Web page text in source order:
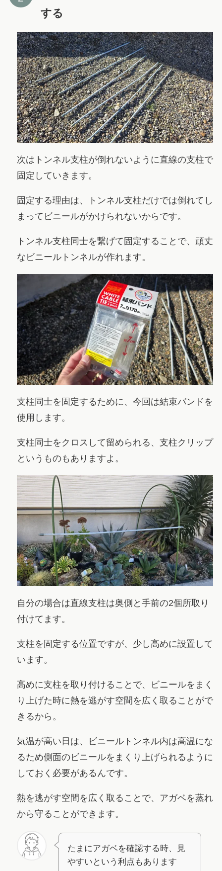
する
次はトンネル支柱が倒れないように直線の支柱で
固定していきます。
固定する理由は、トンネル支柱だけでは倒れてし
まってビニールがかけられないからです。
トンネル支柱同士を繋げて固定することで、頑丈
なビニールトンネルが作れます。
支柱同士を固定するために、今回は結束バンドを
使用します。
支柱同士をクロスして留められる、支柱クリップ
というものもありますよ。
自分の場合は直線支柱は奥側と手前の2個所取り
付けてます。
支柱を固定する位置ですが、少し高めに設置して
います。
高めに支柱を取り付けることで、ビニールをまく
り上げた時に熱を逃がす空間を広く取ることがで
きるから。
気温が高い日は、ビニールトンネル内は高温にな
るため側面のビニールをまくり上げられるように
しておく必要があるんです。
熱を逃がす空間を広く取ることで、アガベを蒸れ
から守ることができます。
たまにアガベを確認する時、見
やすいという利点もあります